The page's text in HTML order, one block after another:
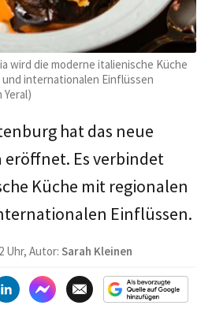
wird die moderne italienische Küche
internationalen Einflüssen
hat das neue
eröffnet. Es verbindet
Küche mit regionalen
Einflüssen.
Uhr, Autor: Sarah Kleinen